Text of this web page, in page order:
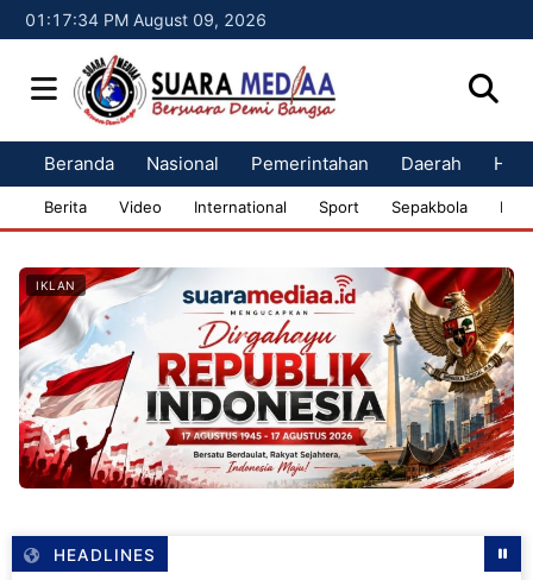
01:17:36 PM August 09, 2026
Beranda Nasional Pemerintahan Daerah
Berita Video International Sport Sepakbola
IKLAN
HEADLINES